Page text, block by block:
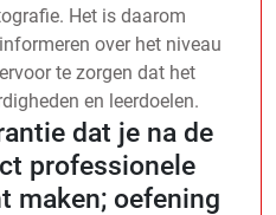
Het is daarom
over het niveau
te zorgen dat het
en leerdoelen.
dat je na de
professionele
maken; oefening